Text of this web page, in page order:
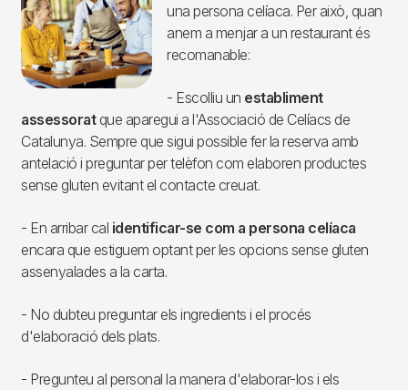
una persona celíaca. Per això, quan
anem a menjar a un restaurant és
recomanable:
- Escolliu un establiment
assessoratque aparegui a l'Associació de Celíacs de
Catalunya. Sempre que sigui possible fer la reserva amb
antelació i preguntar per telèfon com elaboren productes
sense gluten evitant el contacte creuat.
- En arribar cal identificar-se com a persona celíaca
encara que estiguem optant per les opcions sense gluten
assenyalades a la carta.
- No dubteu preguntar els ingredients i el procés
d'elaboració dels plats.
- Pregunteu al personal la manera d'elaborar-los i els